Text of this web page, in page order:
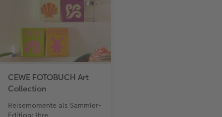
CEWE FOTOBUCH Art
Collection
Reisemomente als Sammler-